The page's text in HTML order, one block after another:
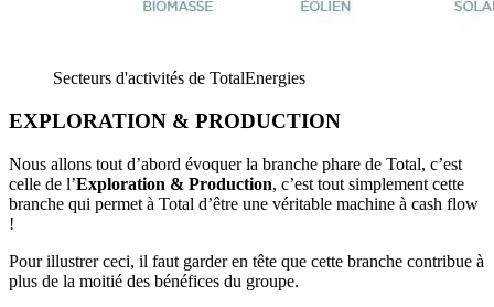
Secteurs d'activités de TotalEnergies
EXPLORATION & PRODUCTION
Nous allons tout d’abord évoquer la branche phare de Total, c’est
celle de l’Exploration & Production, c’est tout simplement cette
branche qui permet à Total d’être une véritable machine à cash flow
!
Pour illustrer ceci, il faut garder en tête que cette branche contribue à
plus de la moitié des bénéfices du groupe.